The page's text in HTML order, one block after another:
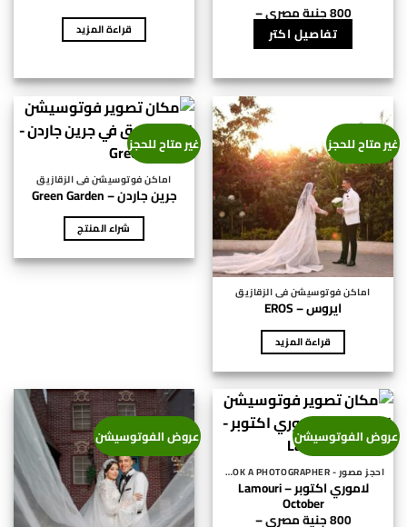
800جنية مصري– 3,000جنية مصرينطاق
من
خلال⁦3,000 جنيةمصري⁩
تفاصيل اكتر
هناك
من
الأشكال
المختلفة
لهذا
المنتج.
يمكن
اختيار
الخيارات
على
صفحة
المنتج
من 5
قراءة المزيد
غير متاح للحجز
اماكن فوتوسيشن فى الزقازيق
ايروس – EROS
قراءة المزيد
غير متاح للحجز
اماكن فوتوسيشن فى الزقازيق
جرين جاردن – Green Garden
شراء المنتج
عروض الفوتوسيشن
احجز مصور - BOOK A PHOTOGRAPHER
لاموري اكتوبر – Lamouri
October
800جنية مصري–
عروض الفوتوسيشن